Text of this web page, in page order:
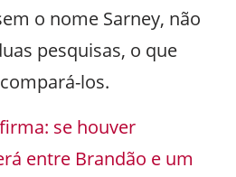
o nome Sarney, não
pesquisas, o que
los.
se houver
entre Brandão e um